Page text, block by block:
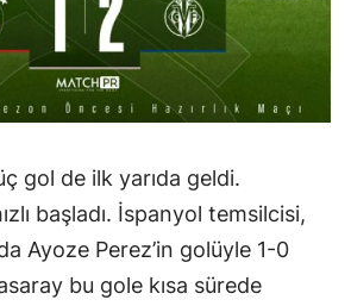
gol de ilk yarıda geldi.
başladı. İspanyol temsilcisi,
Ayoze Perez’in golüyle 1-0
bu gole kısa sürede